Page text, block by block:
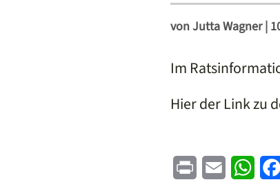
vonJutta Wagner|
Im
Hier der Link zu
Print Email